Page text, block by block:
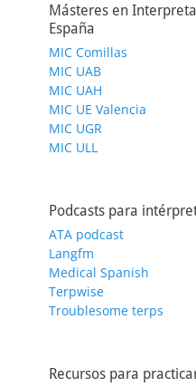
Másteres en
España
MIC Comillas
MIC UAB
MIC UAH
MIC UE Valencia
MIC UGR
MIC ULL
Podcasts para
ATA podcast
Langfm
Medical Spanish
Terpwise
Troublesome terps
Recursos para